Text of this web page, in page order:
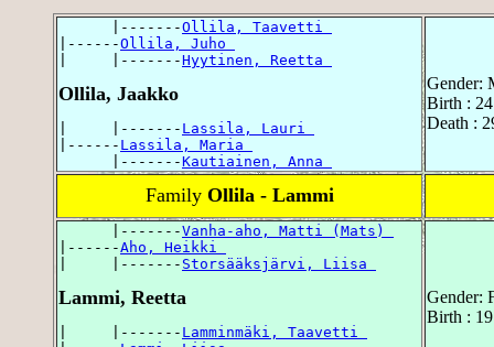
      |-------
Ollila, Taavetti
|------Ollila, Juho
|     |-------Hyytinen, Reetta
Ollila, Jaakko
|     |------- Lassila, Lauri
|------ Lassila, Maria
      |-------
Kautiainen, Anna
Gender:
Birth :
Death :
Family Ollila - Lammi
      |-------
Vanha-aho, Matti (Mats)
|------Aho, Heikki
|     |------- Storsääksjärvi, Liisa
Lammi, Reetta
|     |------- Lamminmäki, Taavetti
Gender:
Birth :